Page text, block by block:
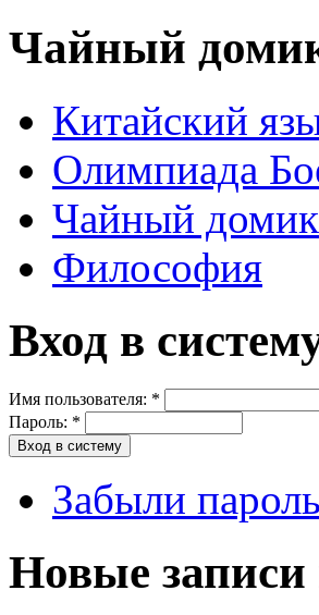
Чайный
Китайский
Олимпиада
Чайный домик
Философия
Вход в
Имя пользователя: *
Пароль: *
Забыли
Новые записи